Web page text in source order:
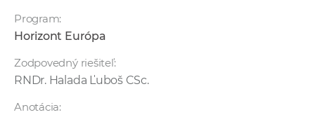
Program:
Horizont Európa
Zodpovedný riešiteľ:
RNDr. Halada Ľuboš CSc.
Anotácia: